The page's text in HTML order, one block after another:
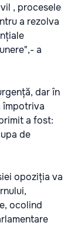
, procesele
a rezolva
a
dar în
împotriva
a fost:
de
opoziția va
ocolind